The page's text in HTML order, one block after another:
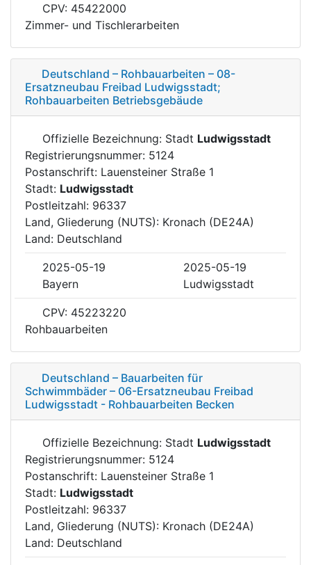
CPV: 45422000
Zimmer- und Tischlerarbeiten
Deutschland – Rohbauarbeiten – 08-
Ersatzneubau Freibad Ludwigsstadt;
Rohbauarbeiten Betriebsgebäude
Offizielle Bezeichnung: Stadt Ludwigsstadt
Registrierungsnummer: 5124
Postanschrift: Lauensteiner Straße 1
Stadt: Ludwigsstadt
Postleitzahl: 96337
Land, Gliederung (NUTS): Kronach (DE24A)
Land: Deutschland
2025-05-19
2025-05-19
Bayern
Ludwigsstadt
CPV: 45223220
Rohbauarbeiten
Deutschland – Bauarbeiten für
Schwimmbäder – 06-Ersatzneubau Freibad
Ludwigsstadt - Rohbauarbeiten Becken
Offizielle Bezeichnung: Stadt Ludwigsstadt
Registrierungsnummer: 5124
Postanschrift: Lauensteiner Straße 1
Stadt: Ludwigsstadt
Postleitzahl: 96337
Land, Gliederung (NUTS): Kronach (DE24A)
Land: Deutschland